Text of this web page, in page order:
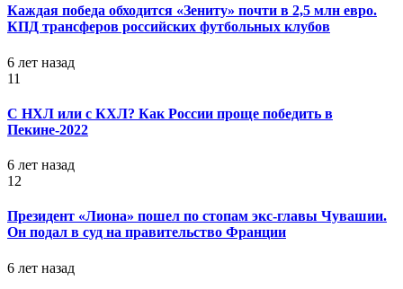
Каждая победа обходится «Зениту» почти в 2,5 млн евро.
КПД трансферов российских футбольных клубов
6 лет назад
11
С НХЛ или с КХЛ? Как России проще победить в
Пекине-2022
6 лет назад
12
Президент «Лиона» пошел по стопам экс-главы Чувашии.
Он подал в суд на правительство Франции
6 лет назад